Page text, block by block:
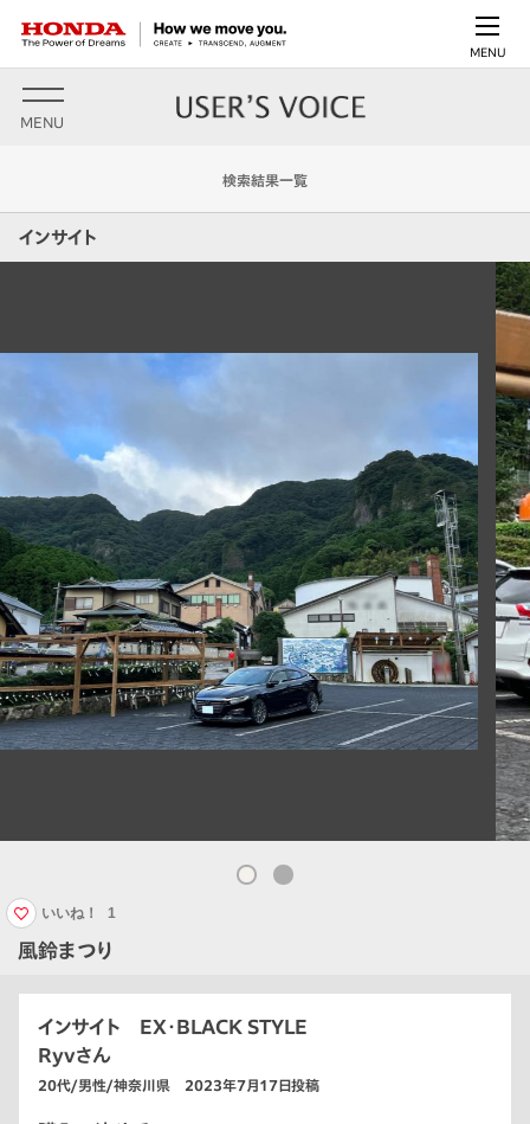
MENU
MENU
検索結果一覧
インサイト
風鈴まつり
いいね！ 1
インサイト EX・BLACK STYLE
Ryvさん
20代/男性/神奈川県 2023年7月17日投稿